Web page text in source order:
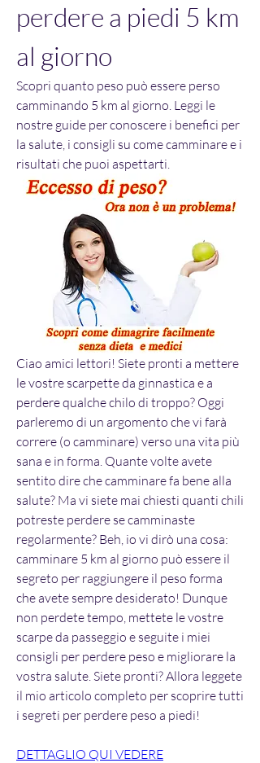
perdere a piedi 5 km
al giorno
Scopri quanto peso può essere perso
camminando 5 km al giorno. Leggi le
nostre guide per conoscere i benefici per
la salute, i consigli su come camminare e i
risultati che puoi aspettarti.
Ciao amici lettori! Siete pronti a mettere
le vostre scarpette da ginnastica e a
perdere qualche chilo di troppo? Oggi
parleremo di un argomento che vi farà
correre (o camminare) verso una vita più
sana e in forma. Quante volte avete
sentito dire che camminare fa bene alla
salute? Ma vi siete mai chiesti quanti chili
potreste perdere se camminaste
regolarmente? Beh, io vi dirò una cosa:
camminare 5 km al giorno può essere il
segreto per raggiungere il peso forma
che avete sempre desiderato! Dunque
non perdete tempo, mettete le vostre
scarpe da passeggio e seguite i miei
consigli per perdere peso e migliorare la
vostra salute. Siete pronti? Allora leggete
il mio articolo completo per scoprire tutti
i segreti per perdere peso a piedi!
DETTAGLIO QUI VEDERE